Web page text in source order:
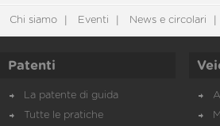
Chi siamo Eventi News e circolari
Patenti
La patente di guida
Tutte le pratiche